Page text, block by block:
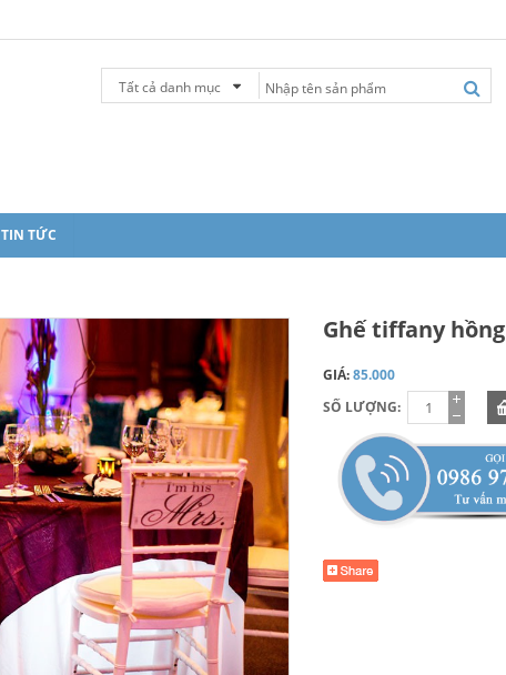
Tất cả danh mục
TIN TỨC
Ghế tiffany hồng
GIÁ:85.000
SỐ LƯỢNG: